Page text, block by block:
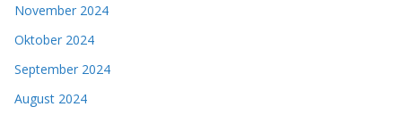
November 2024
Oktober 2024
September 2024
August 2024